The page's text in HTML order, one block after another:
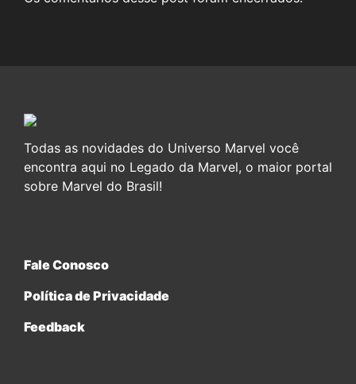
Todas as novidades do Universo Marvel você
encontra aqui no Legado da Marvel, o maior portal
sobre Marvel do Brasil!
Fale Conosco
Política de Privacidade
Feedback